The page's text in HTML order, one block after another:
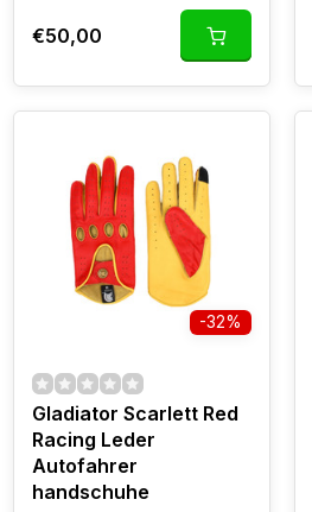
€50,00
-32%
Gladiator Scarlett Red
Racing Leder
Autofahrer
handschuhe